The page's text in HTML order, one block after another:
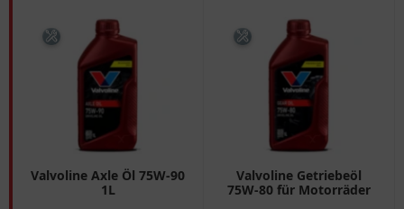
Valvoline Axle Öl 75W-90
1L
Valvoline Getriebeöl
75W-80 für Motorräder